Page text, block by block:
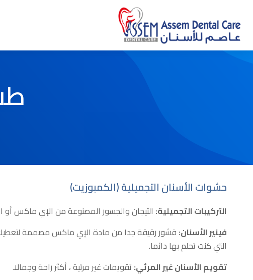
حشوات الأسنان التجميلية (الكمبوزيت)
التركيبات التجميلية: التيجان والجسور المصنوعة من الإي ماكس أو
فينير الأسنان: قشور رقيقة جدا من مادة الإي ماكس مصممة لتعطيك
التي كنت تحلم بها دائما.
تقويم الأسنان غير المرئي: تقويمات غير مرئية ، أكثر راحة وجمالا.